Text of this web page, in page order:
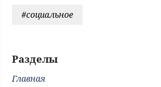
#социальное
Разделы
Главная